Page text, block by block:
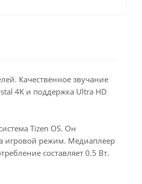
Качественное звучание
4K и поддержка Ultra HD
Tizen OS. Он
игровой режим. Медиаплеер
составляет 0.5 Вт.